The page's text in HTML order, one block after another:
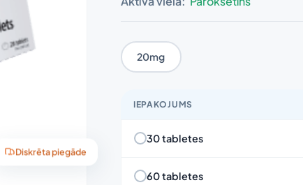
Diskrēta piegāde
20mg
IEPAKOJUMS
30 tabletes
60 tabletes